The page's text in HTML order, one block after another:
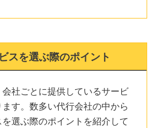
スを選ぶ際のポイント
社ごとに提供しているサービ
す。数多い代行会社の中から
選ぶ際のポイントを紹介して